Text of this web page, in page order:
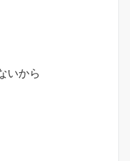
いから